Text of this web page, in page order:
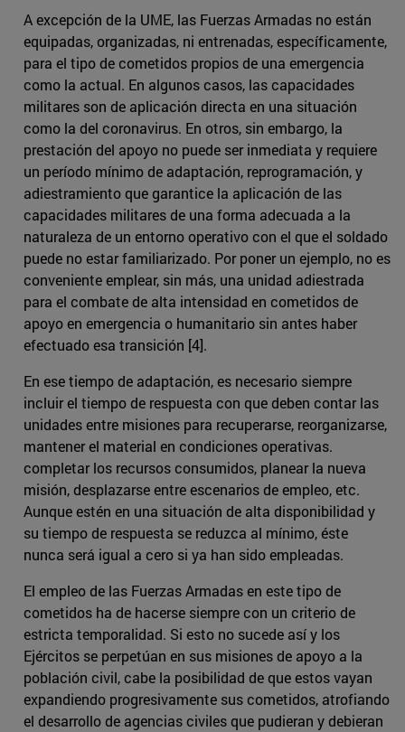
A excepción de la UME, las Fuerzas Armadas no están
equipadas, organizadas, ni entrenadas, específicamente,
para el tipo de cometidos propios de una emergencia
como la actual. En algunos casos, las capacidades
militares son de aplicación directa en una situación
como la del coronavirus. En otros, sin embargo, la
prestación del apoyo no puede ser inmediata y requiere
un período mínimo de adaptación, reprogramación, y
adiestramiento que garantice la aplicación de las
capacidades militares de una forma adecuada a la
naturaleza de un entorno operativo con el que el soldado
puede no estar familiarizado. Por poner un ejemplo, no es
conveniente emplear, sin más, una unidad adiestrada
para el combate de alta intensidad en cometidos de
apoyo en emergencia o humanitario sin antes haber
efectuado esa transición [4].
En ese tiempo de adaptación, es necesario siempre
incluir el tiempo de respuesta con que deben contar las
unidades entre misiones para recuperarse, reorganizarse,
mantener el material en condiciones operativas.
completar los recursos consumidos, planear la nueva
misión, desplazarse entre escenarios de empleo, etc.
Aunque estén en una situación de alta disponibilidad y
su tiempo de respuesta se reduzca al mínimo, éste
nunca será igual a cero si ya han sido empleadas.
El empleo de las Fuerzas Armadas en este tipo de
cometidos ha de hacerse siempre con un criterio de
estricta temporalidad. Si esto no sucede así y los
Ejércitos se perpetúan en sus misiones de apoyo a la
población civil, cabe la posibilidad de que estos vayan
expandiendo progresivamente sus cometidos, atrofiando
el desarrollo de agencias civiles que pudieran y debieran